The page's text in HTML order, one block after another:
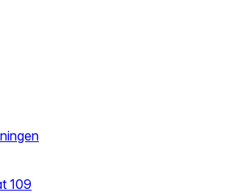
109